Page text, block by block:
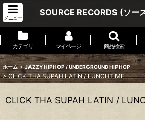
メニュー
SOURCE RECORDS (ソー
カテゴリ マイページ 商品検索
ホーム > JAZZY HIPHOP / UNDERGROUND HIPHOP
> CLICK THA SUPAH LATIN ‎/ LUNCHTIME
CLICK THA SUPAH LATIN ‎/